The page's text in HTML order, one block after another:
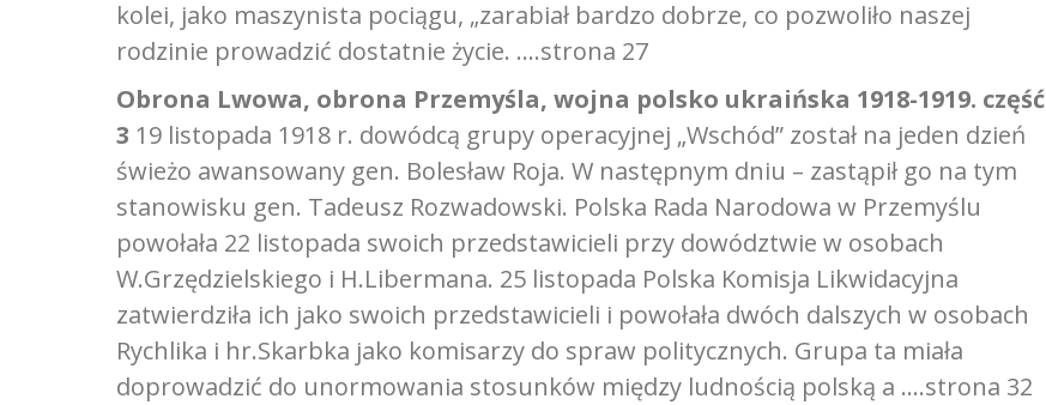
kolei, jako maszynista pociągu, „zarabiał bardzo dobrze, co pozwoliło naszej
rodzinie prowadzić dostatnie życie. ….strona 27
Obrona Lwowa, obrona Przemyśla, wojna polsko ukraińska 1918-1919. część
3 19 listopada 1918 r. dowódcą grupy operacyjnej „Wschód” został na jeden dzień
świeżo awansowany gen. Bolesław Roja. W następnym dniu – zastąpił go na tym
stanowisku gen. Tadeusz Rozwadowski. Polska Rada Narodowa w Przemyślu
powołała 22 listopada swoich przedstawicieli przy dowództwie w osobach
W.Grzędzielskiego i H.Libermana. 25 listopada Polska Komisja Likwidacyjna
zatwierdziła ich jako swoich przedstawicieli i powołała dwóch dalszych w osobach
Rychlika i hr.Skarbka jako komisarzy do spraw politycznych. Grupa ta miała
doprowadzić do unormowania stosunków między ludnością polską a ….strona 32